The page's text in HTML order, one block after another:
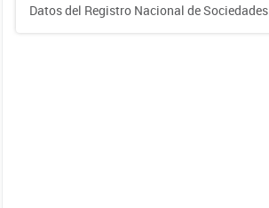
Datos del Registro Nacional de Sociedades.